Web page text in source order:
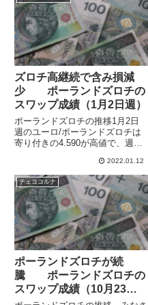
金利通貨と比較してかなり安定し
ています。ポーランドは23年1...
ズロチ高継続で含み損減
少 ポーランドズロチの
スワップ成績（1月2日週）
ポーランドズロチの推移1月2日
週のユーロ/ポーランドズロチは
寄り付きの4.590が高値で、週を
て、4.540まで下落しました。9日
週に入ってもズロチ高が継続して
一時は4.528まで下げています。4
日のポーランド中...
2022.01.12
チェココルナ
ポーランドズロチが続
騰 ポーランドズロチの
スワップ成績（10月23日
週）